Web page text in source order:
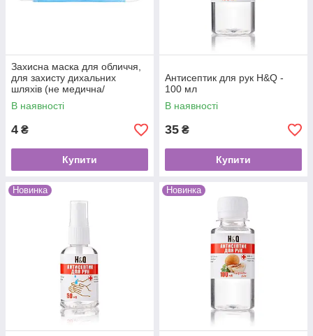
Захисна маска для обличчя,
для захисту дихальних
шляхів (не медична/
мед.товар)
В наявності
4 ₴
Купити
Антисептик для рук H&Q -
100 мл
В наявності
35 ₴
Купити
Новинка Новинка